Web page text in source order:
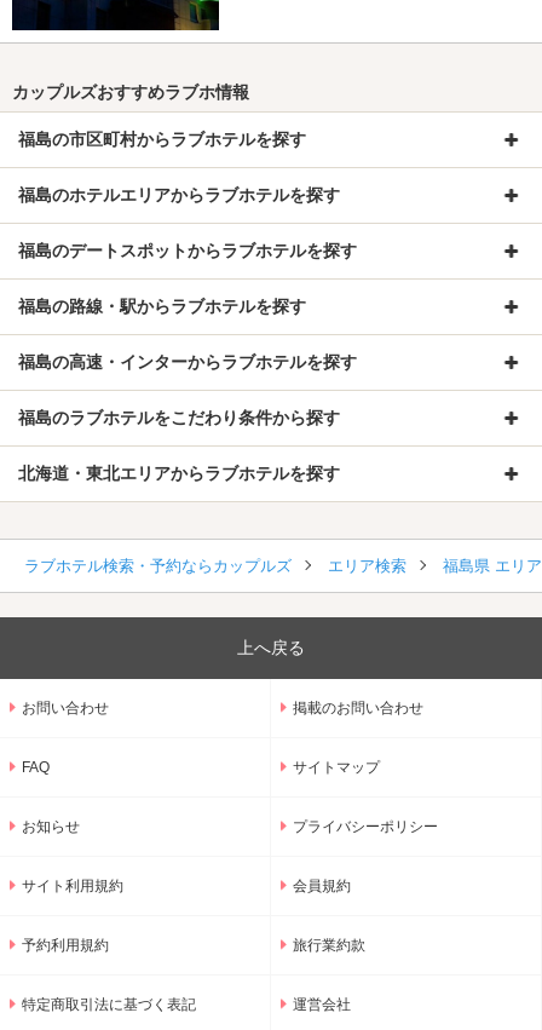
カップルズおすすめラブホ情報
福島の市区町村からラブホテルを探す
福島のホテルエリアからラブホテルを探す
福島のデートスポットからラブホテルを探す
福島の路線・駅からラブホテルを探す
福島の高速・インターからラブホテルを探す
福島のラブホテルをこだわり条件から探す
北海道・東北エリアからラブホテルを探す
ラブホテル検索・予約ならカップルズ エリア検索 福島県 エリ
上へ戻る
お問い合わせ 掲載のお問い合わせ
FAQ サイトマップ
お知らせ プライバシーポリシー
サイト利用規約 会員規約
予約利用規約 旅行業約款
特定商取引法に基づく表記 運営会社